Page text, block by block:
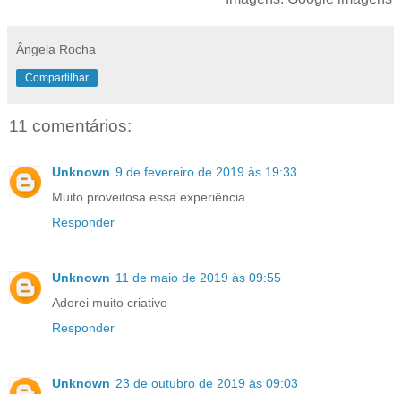
Ângela Rocha
Compartilhar
11 comentários:
Unknown 9 de fevereiro de 2019 às 19:33
Muito proveitosa essa experiência.
Responder
Unknown 11 de maio de 2019 às 09:55
Adorei muito criativo
Responder
Unknown 23 de outubro de 2019 às 09:03